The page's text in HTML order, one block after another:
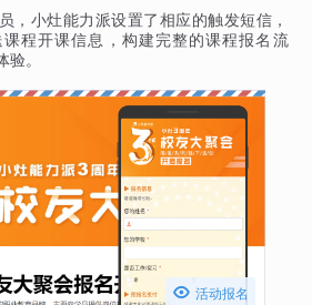
，小灶能力派设置了相应的触发短信，
程开课信息，构建完整的课程报名流
。
 活动报名